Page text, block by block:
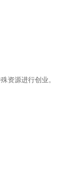
资源进行创业。